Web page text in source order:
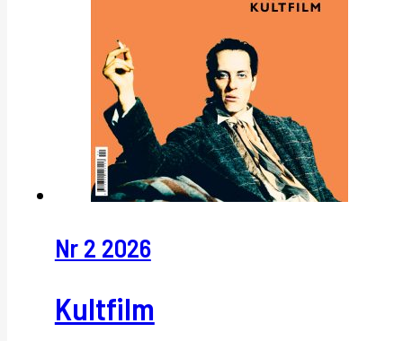
Nr 2 2026
Kultfilm